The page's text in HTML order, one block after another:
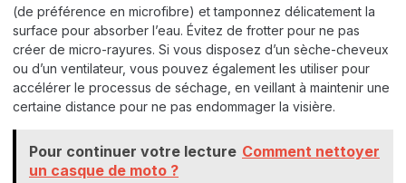
(de préférence en microfibre) et tamponnez délicatement la
surface pour absorber l’eau. Évitez de frotter pour ne pas
créer de micro-rayures. Si vous disposez d’un sèche-cheveux
ou d’un ventilateur, vous pouvez également les utiliser pour
accélérer le processus de séchage, en veillant à maintenir une
certaine distance pour ne pas endommager la visière.
Pour continuer votre lecture Comment nettoyer
un casque de moto ?